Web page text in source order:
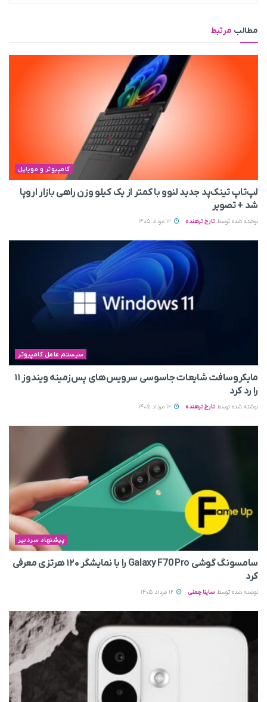
مطالب مرتبط
کامپیوتر و موبایل
لپ‌تاپ تینک‌پد جدید لنوو با کمتر از یک کیلو وزن راهی بازار اروپا
شد + تصویر
نوشته شده توسط تارخ ترهنده
سیستم عامل کامپیوتر
مایکروسافت شایعات جاسوسی سرویس‌های پس‌زمینه ویندوز ۱۱
را رد کرد
نوشته شده توسط تارخ ترهنده
پیشنهاد سردبیر
سامسونگ گوشی Galaxy F70 Pro را با نمایشگر ۱۲۰ هرتزی معرفی
کرد
نوشته شده توسط ساینا چمنی